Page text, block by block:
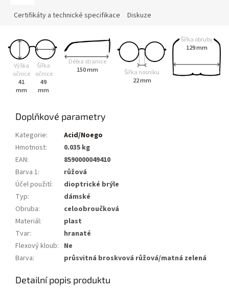
Certifikáty a technické specifikace Diskuze
Výška
očnice
41
mm
Šířka
očnice
49
mm
Délka stranice
150 mm
Šířka nosníku
22 mm
Šířka obruby
129 mm
Doplňkové parametry
Kategorie:
Acid/Noego
Hmotnost:
0.035 kg
EAN:
8590000049410
Barva 1:
růžová
Účel použití:
dioptrické brýle
Typ:
dámské
Obruba:
celoobroučková
Materiál:
plast
Tvar:
hranaté
Flexový kloub: Ne
Barva: průsvitná broskvová růžová/matná zelená
Detailní popis produktu